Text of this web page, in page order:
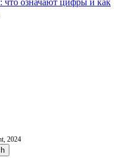
что означают цифры и как
2024